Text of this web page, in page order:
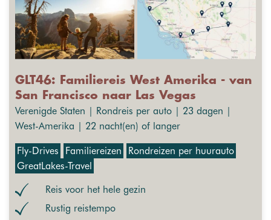
GLT46: Familiereis West Amerika - van
San Francisco naar Las Vegas
Verenigde Staten | Rondreis per auto | 23 dagen |
West-Amerika | 22 nacht(en) of langer
Fly-Drives Familiereizen
Rondreizen per huurauto
GreatLakes-Travel
Reis voor het hele gezin
Rustig reistempo